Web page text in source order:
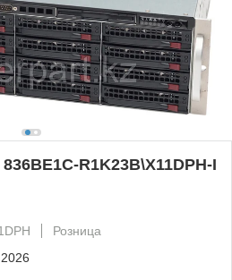
R1K23B\X11DPH-I
Розница